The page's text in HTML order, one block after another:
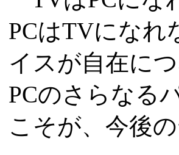
PCはTVになれ
イスが自在に
PCのさらなる
こそが、今後